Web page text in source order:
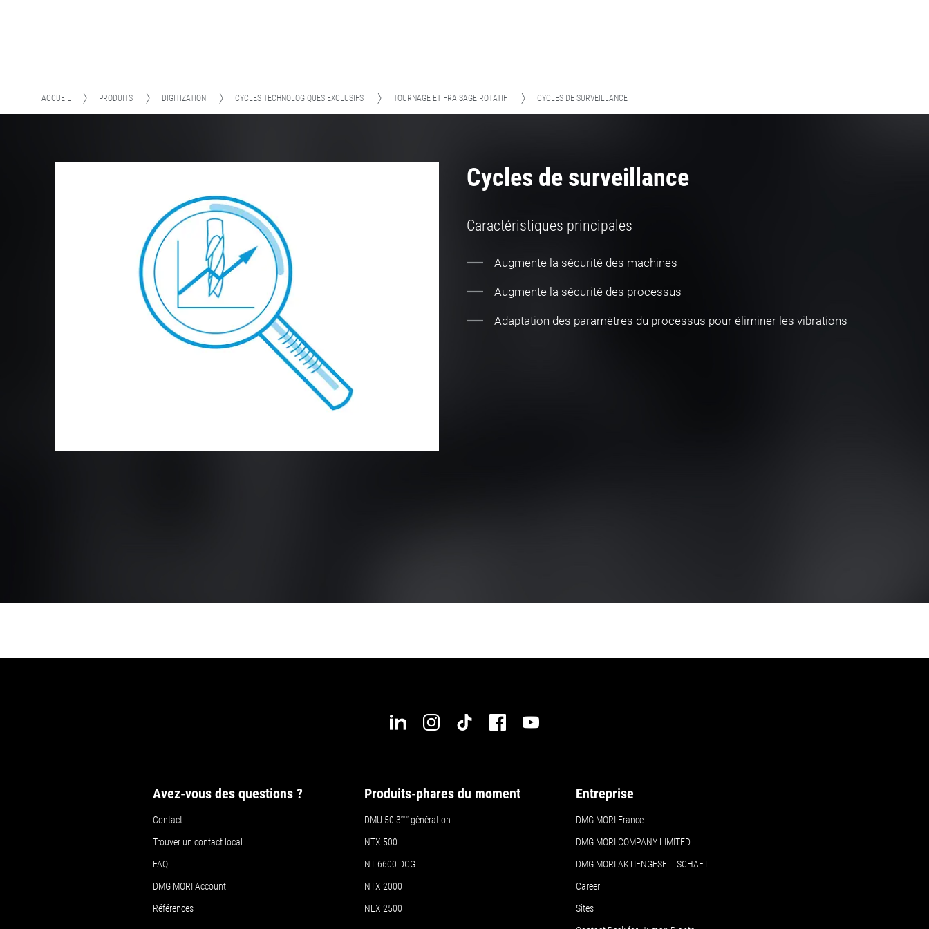
ACCUEIL PRODUITS DIGITIZATION CYCLES TECHNOLOGIQUES EXCLUSIFS TOURNAGE ET FRAISAGE ROTATIF CYCLES DE SURVEILLANCE
Cycles de surveillance
Caractéristiques principales
Augmente la sécurité des machines
Augmente la sécurité des processus
Adaptation des paramètres du processus pour éliminer les vibrations
Avez-vous des questions ?
Contact
Trouver un contact local
FAQ
DMG MORI Account
Références
Produits-phares du moment
DMU 50 3ème génération
NTX 500
NT 6600 DCG
NTX 2000
NLX 2500
Entreprise
DMG MORI France
DMG MORI COMPANY LIMITED
DMG MORI AKTIENGESELLSCHAFT
Career
Sites